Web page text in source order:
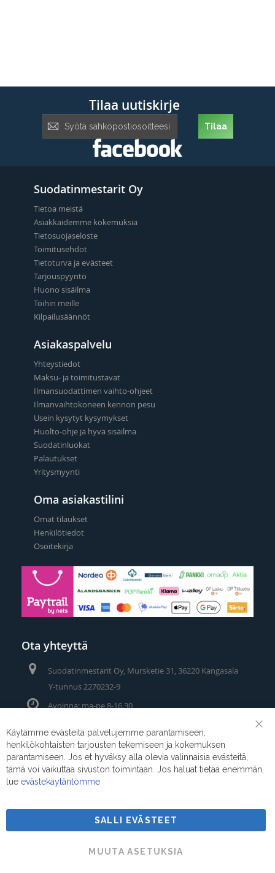
Tilaa uutiskirje
uutiskirje:
Tilaa
Suodatinmestarit Oy
Tietoa meistä
Asiakkaidemme kokemuksia
Tietosuojaseloste
Toimitusehdot
Tietoturva ja evästeet
Tarjouspyyntö
Huono sisäilma
Töihin meille
Kilpailusäännöt
Asiakaspalvelu
Yhteystiedot
Maksu- ja toimitustavat
Ilmansuodattimen vaihto-ohjeet
Ilmanvaihtokoneen kennon pesu
Usein kysytyt kysymykset
Huolto-ohje ja hyvä sisäilma
Suodatinluokat
Palautukset
Yritysmyynti
Oma asiakastilini
Omat tilaukset
Henkilötiedot
Osoitekirja
Ota yhteyttä
Suodatinmestarit Oy, Mursketie 31, 36220 Kangasala
Y-tunnus 2270232-9
Avoinna: ma-pe 8-16.30
Puhelin/Whatsapp:
Sähköposti:myynti@suodatinmestarit.fi
Suodatinmestarit © 2026
Käytämme evästeitä palvelujemme parantamiseen,
henkilökohtaisten tarjousten tekemiseen ja kokemuksen
parantamiseen. Jos et hyväksy alla olevia valinnaisia evästeitä,
tämä voi vaikuttaa sivuston toimintaan. Jos haluat tietää enemmän,
lue evästekäytäntömme
SALLI EVÄSTEET
MUUTA ASETUKSIA